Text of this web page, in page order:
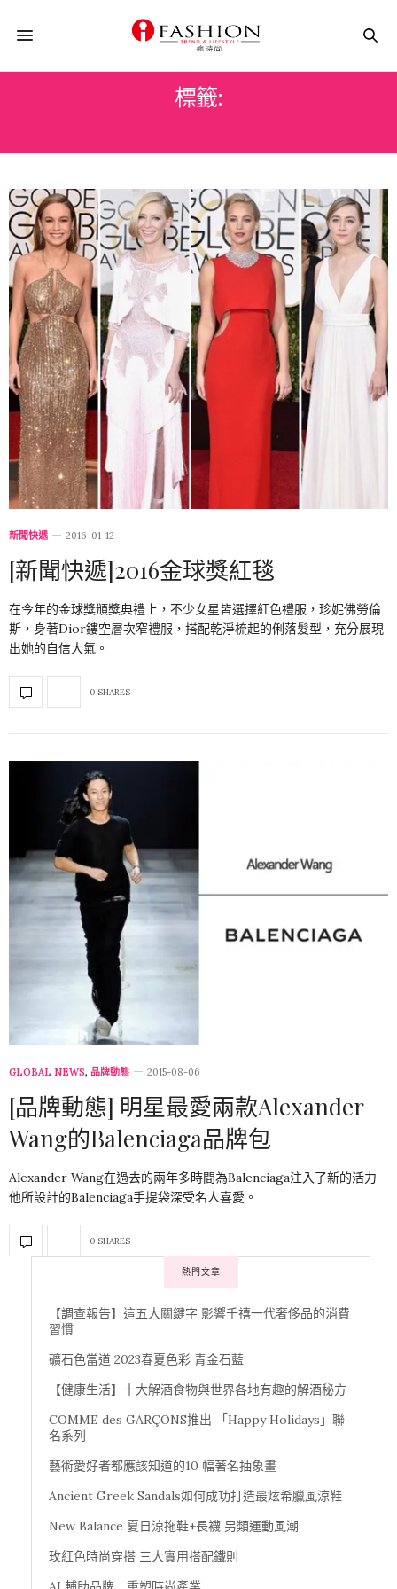
標籤:
新聞快遞 2016-01-12
[新聞快遞]2016金球獎紅毯
在今年的金球獎頒獎典禮上，不少女星皆選擇紅色禮服，珍妮佛勞倫
斯，身著Dior鏤空層次窄禮服，搭配乾淨梳起的俐落髮型，充分展現
出她的自信大氣。
0 SHARES
GLOBAL NEWS, 品牌動態 2015-08-06
[品牌動態] 明星最愛兩款Alexander
Wang的Balenciaga品牌包
Alexander Wang在過去的兩年多時間為Balenciaga注入了新的活力
他所設計的Balenciaga手提袋深受名人喜愛。
0 SHARES
熱門文章
【調查報告】這五大關鍵字 影響千禧一代奢侈品的消費
習慣
礦石色當道 2023春夏色彩 青金石藍
【健康生活】十大解酒食物與世界各地有趣的解酒秘方
COMME des GARÇONS推出 「Happy Holidays」聯
名系列
藝術愛好者都應該知道的10 幅著名抽象畫
Ancient Greek Sandals如何成功打造最炫希臘風涼鞋
New Balance 夏日涼拖鞋+長襪 另類運動風潮
玫紅色時尚穿搭 三大實用搭配鐵則